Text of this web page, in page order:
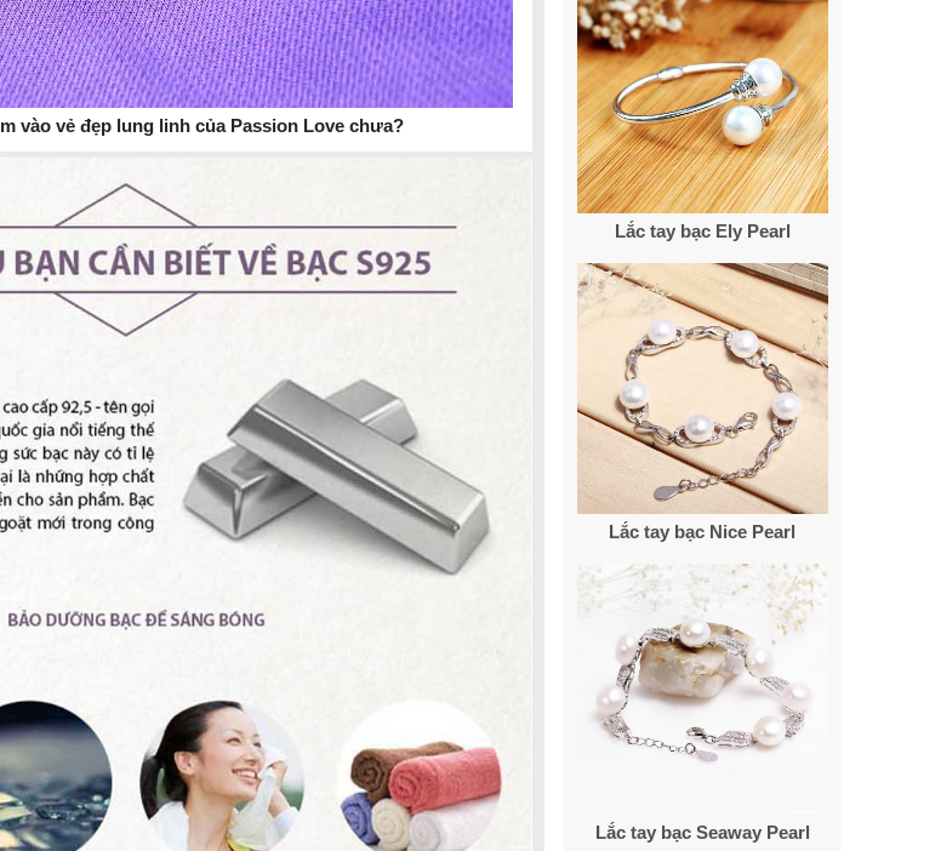
vào vẻ đẹp lung linh của Passion Love chưa?
Lắc tay bạc Ely Pearl
Lắc tay bạc Nice Pearl
Lắc tay bạc Seaway Pearl